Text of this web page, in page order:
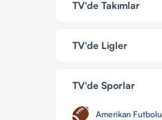
TV'de Takımlar
TV'de Ligler
TV'de Sporlar
Amerikan Futbolu